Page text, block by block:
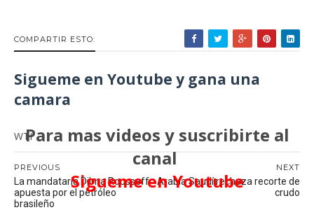
COMPARTIR ESTO:
Sigueme en Youtube y gana una
camara
Para mas videos y suscribirte al
canal
Sigueme en Youtube
WTI
NEXT
Arabia Saudí rechaza recorte de
crudo
PREVIOUS
La mandataria Dilma Rousseff
apuesta por el petróleo
brasileño